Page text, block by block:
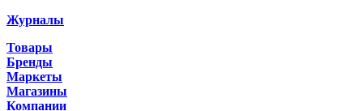
Журналы
Товары
Бренды
Маркеты
Магазины
Компании